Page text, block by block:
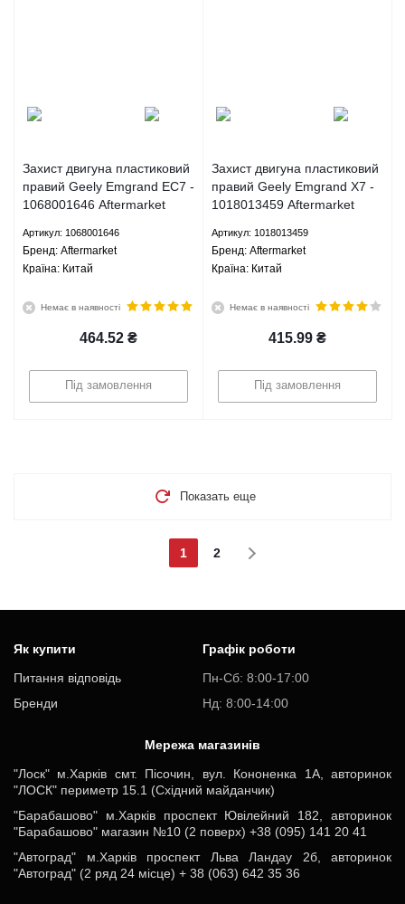
Захист двигуна пластиковий
правий Geely Emgrand EC7 -
1068001646 Aftermarket
Артикул: 1068001646
Брeнд: Aftermarket
Країна: Китай
Немає в наявності
464.52 ₴
Під замовлення
Захист двигуна пластиковий
правий Geely Emgrand X7 -
1018013459 Aftermarket
Артикул: 1018013459
Брeнд: Aftermarket
Країна: Китай
Немає в наявності
415.99 ₴
Під замовлення
Показать еще
1 2
Як купити
Питання відповідь
Бренди
Графік роботи
Пн-Cб: 8:00-17:00
Нд: 8:00-14:00
Мережа магазинів
"Лоск" м.Харків смт. Пісочин, вул. Кононенка 1А, авторинок
"ЛОСК" периметр 15.1 (Східний майданчик)
"Барабашово" м.Харків проспект Ювілейний 182, авторинок
"Барабашово" магазин №10 (2 поверх) +38 (095) 141 20 41
"Автоград" м.Харків проспект Льва Ландау 2б, авторинок
"Автоград" (2 ряд 24 місце) + 38 (063) 642 35 36